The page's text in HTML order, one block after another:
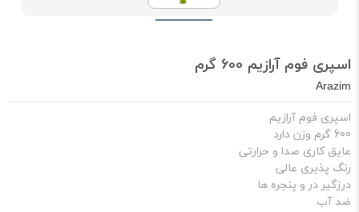
اسپری فوم آرازیم 600 گرم
Arazim
اسپری فوم آرازیم
600 گرم وزن دارد
عایق کاری صدا و حرارتی
رنگ پذیری عالی
درزگیر در و پنجره ها
ضد آب